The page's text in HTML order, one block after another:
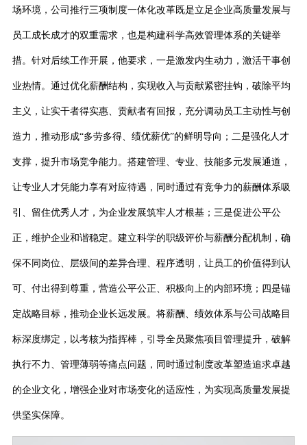
场环境，公司推行三项制度一体化改革既是立足企业高质量发展与
员工成长成才的双重需求，也是构建科学高效管理体系的关键举
措。针对后续工作开展，他要求，一是激发内生动力，激活干事创
业热情。通过优化薪酬结构，实现收入与贡献紧密挂钩，破除平均
主义，让实干者得实惠、贡献者有回报，充分调动员工主动性与创
造力，推动形成“多劳多得、绩优薪优”的鲜明导向；二是强化人才
支撑，提升市场竞争能力。搭建管理、专业、技能多元发展通道，
让专业人才凭能力享有对应待遇，同时通过有竞争力的薪酬体系吸
引、留住优秀人才，为企业发展筑牢人才根基；三是促进公平公
正，维护企业和谐稳定。建立科学的职级评价与薪酬分配机制，确
保不同岗位、层级间的差异合理、程序透明，让员工的价值得到认
可、付出得到尊重，营造公平公正、积极向上的内部环境；四是锚
定战略目标，推动企业长远发展。将薪酬、绩效体系与公司战略目
标深度绑定，以考核为指挥棒，引导全员聚焦项目管理提升，破解
执行不力、管理薄弱等痛点问题，同时通过制度改革塑造追求卓越
的企业文化，增强企业对市场变化的适应性，为实现高质量发展提
供坚实保障。